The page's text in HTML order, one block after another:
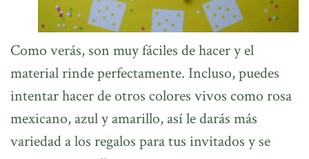
Como verás, son muy fáciles de hacer y el
material rinde perfectamente. Incluso, puedes
intentar hacer de otros colores vivos como rosa
mexicano, azul y amarillo, así le darás más
variedad a los regalos para tus invitados y se